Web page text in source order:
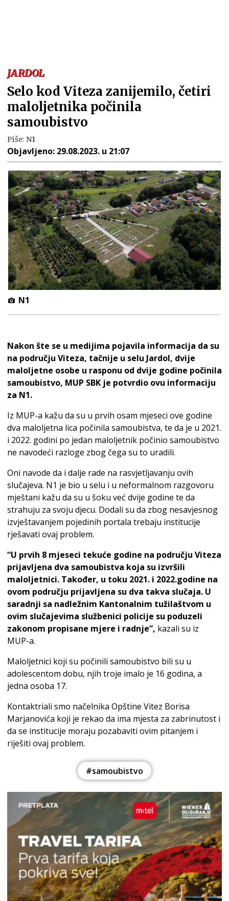
JARDOL
Selo kod Viteza zanijemilo, četiri
maloljetnika počinila
samoubistvo
Piše: N1
Objavljeno: 29.08.2023. u 21:07
N1
Nakon šte se u medijima pojavila informacija da su
na području Viteza, tačnije u selu Jardol, dvije
maloljetne osobe u rasponu od dvije godine počinila
samoubistvo, MUP SBK je potvrdio ovu informaciju
za N1.
Iz MUP-a kažu da su u prvih osam mjeseci ove godine
dva maloljetna lica počinila samoubistva, te da je u 2021.
i 2022. godini po jedan maloljetnik počinio samoubistvo
ne navodeći razloge zbog čega su to uradili.
Oni navode da i dalje rade na rasvjetljavanju ovih
slučajeva. N1 je bio u selu i u neformalnom razgovoru
mještani kažu da su u šoku već dvije godine te da
strahuju za svoju djecu. Dodali su da zbog nesavjesnog
izvještavanjem pojedinih portala trebaju institucije
rješavati ovaj problem.
“U prvih 8 mjeseci tekuće godine na području Viteza
prijavljena dva samoubistva koja su izvršili
maloljetnici. Također, u toku 2021. i 2022.godine na
ovom području prijavljena su dva takva slučaja. U
saradnji sa nadležnim Kantonalnim tužilaštvom u
ovim slučajevima službenici policije su poduzeli
zakonom propisane mjere i radnje”, kazali su iz
MUP-a.
Maloljetnici koji su počinili samoubistvo bili su u
adolescentom dobu, njih troje imalo je 16 godina, a
jedna osoba 17.
Kontaktriali smo načelnika Opštine Vitez Borisa
Marjanovića koji je rekao da ima mjesta za zabrinutost i
da se institucije moraju pozabaviti ovim pitanjem i
riješiti ovaj problem.
#samoubistvo